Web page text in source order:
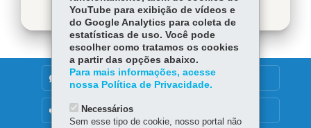
DENUNCIE CORRUPÇÃO
OUVIDORIA
YouTube para exibição de vídeos e
do Google Analytics para coleta de
estatísticas de uso. Você pode
escolher como tratamos os cookies
a partir das opções abaixo.
Para mais informações, acesse
nossa Política de Privacidade.
Necessários
Sem esse tipo de cookie, nosso portal não